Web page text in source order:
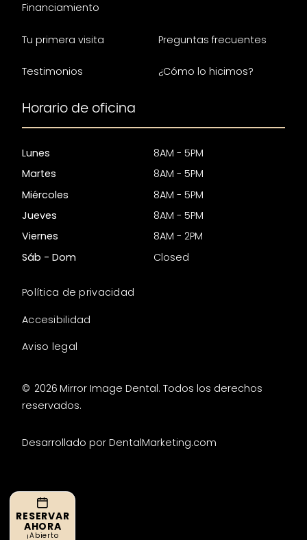
Financiamiento
Tu primera visita Preguntas frecuentes
Testimonios ¿Cómo lo hicimos?
Horario de oficina
Lunes
8AM - 5PM
Martes
8AM - 5PM
Miércoles
8AM - 5PM
Jueves
8AM - 5PM
Viernes
8AM - 2PM
Sáb - Dom
Closed
© 2026 Mirror Image Dental. Todos los derechos
reservados.
Política de privacidad
Accesibilidad
Aviso legal
Desarrollado por DentalMarketing.com
RESERVAR
AHORA
¡Abierto